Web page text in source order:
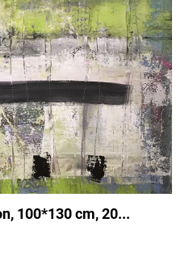
100*130 cm, 20...